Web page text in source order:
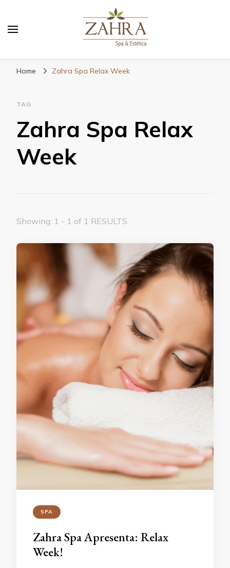
e relaxamento
Home Zahra Spa Relax Week
TAG
Zahra Spa Relax
Week
Showing: 1 - 1 of 1 RESULTS
SPA
Zahra Spa Apresenta: Relax
Week!